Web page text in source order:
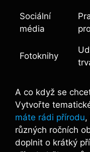
Sociální
média
Fotoknihy
A co když se
Vytvořte
máte rádi přírodu,
různých ročních
doplnit o krátký